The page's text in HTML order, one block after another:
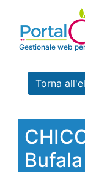
Gestionale web
Torna
Bufala